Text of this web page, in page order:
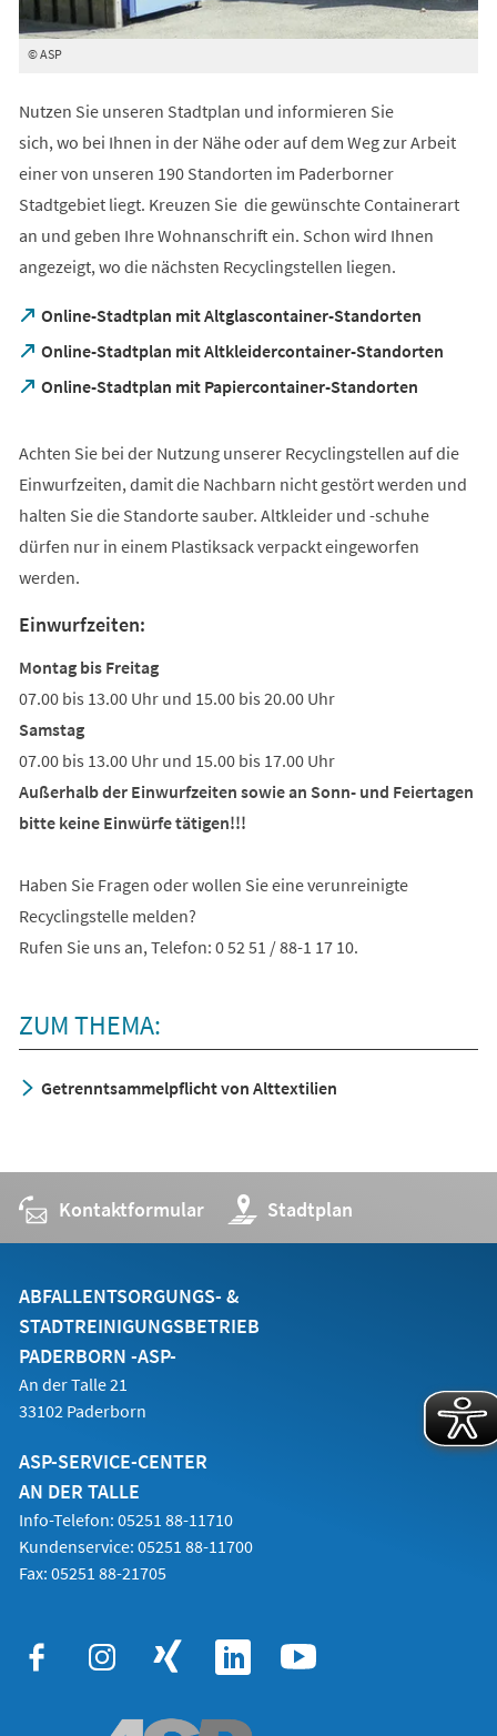
© ASP
Nutzen Sie unseren Stadtplan und informieren Sie
sich, wo bei Ihnen in der Nähe oder auf dem Weg zur Arbeit
einer von unseren 190 Standorten im Paderborner
Stadtgebiet liegt. Kreuzen Sie die gewünschte Containerart
an und geben Ihre Wohnanschrift ein. Schon wird Ihnen
angezeigt, wo die nächsten Recyclingstellen liegen.
Online-Stadtplan mit Altglascontainer-Standorten
(Öffnet
einem
neuen
Online-Stadtplan mit Altkleidercontainer-Standorten
(Öffnet
einemOnline-Stadtplan mit Papiercontainer-Standorten
(Öffnet
neuen
Tab)
Achten Sie bei der Nutzung unserer Recyclingstellen auf die
Einwurfzeiten, damit die Nachbarn nicht gestört werden und
halten Sie die Standorte sauber. Altkleider und -schuhe
dürfen nur in einem Plastiksack verpackt eingeworfen
werden.
Einwurfzeiten:
Montag bis Freitag
07.00 bis 13.00 Uhr und 15.00 bis 20.00 Uhr
Samstag
07.00 bis 13.00 Uhr und 15.00 bis 17.00 Uhr
Außerhalb der Einwurfzeiten sowie an Sonn- und Feiertagen
bitte keine Einwürfe tätigen!!!
Haben Sie Fragen oder wollen Sie eine verunreinigte
Recyclingstelle melden?
Rufen Sie uns an, Telefon: 0 52 51 / 88-1 17 10.
ZUM THEMA:
Getrenntsammelpflicht von Alttextilien
Kontaktformular Stadtplan
(Öffnet
in
einem
Tab)
ABFALLENTSORGUNGS- &
STADTREINIGUNGSBETRIEB
PADERBORN -ASP-
An der Talle 21
33102 Paderborn
ASP-SERVICE-CENTER
AN DER TALLE
Info-Telefon: 05251 88-11710
Kundenservice: 05251 88-11700
Fax: 05251 88-21705